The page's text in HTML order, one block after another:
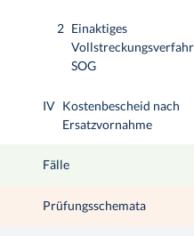
2 Einaktiges
SOG
IV Kostenbescheid nach
Ersatzvornahme
Fälle
Prüfungsschemata